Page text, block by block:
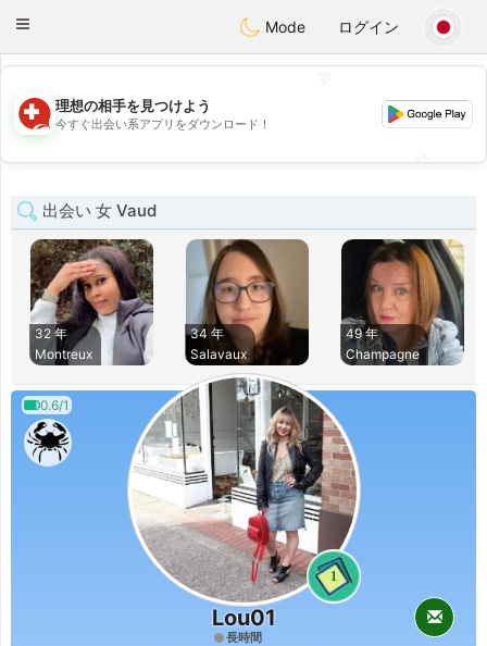
Suissi
Toggle
Mode ログイン
💖
💕
理想の相手を見つけよう
今すぐ出会い系アプリをダウンロード！
出会い 女 Vaud
32 年
Montreux
34 年
Salavaux
49 年
Champagne
0.6/1
1
Lou01
長時間